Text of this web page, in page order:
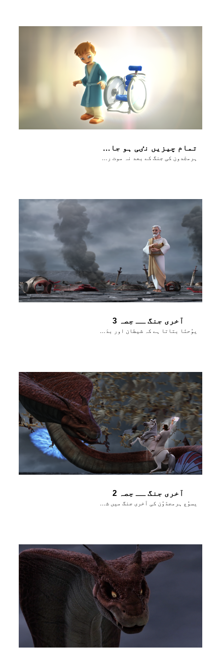
تمام چیزیں نٸی ہو جاٸیں گی
آخری جنگ ــ حِصہ 3
آخری جنگ ــ حِصہ 2
یسوُع ہرمجدّوُن کی آخری جنگ میں شیطان کو شِکَست دیتا ہے